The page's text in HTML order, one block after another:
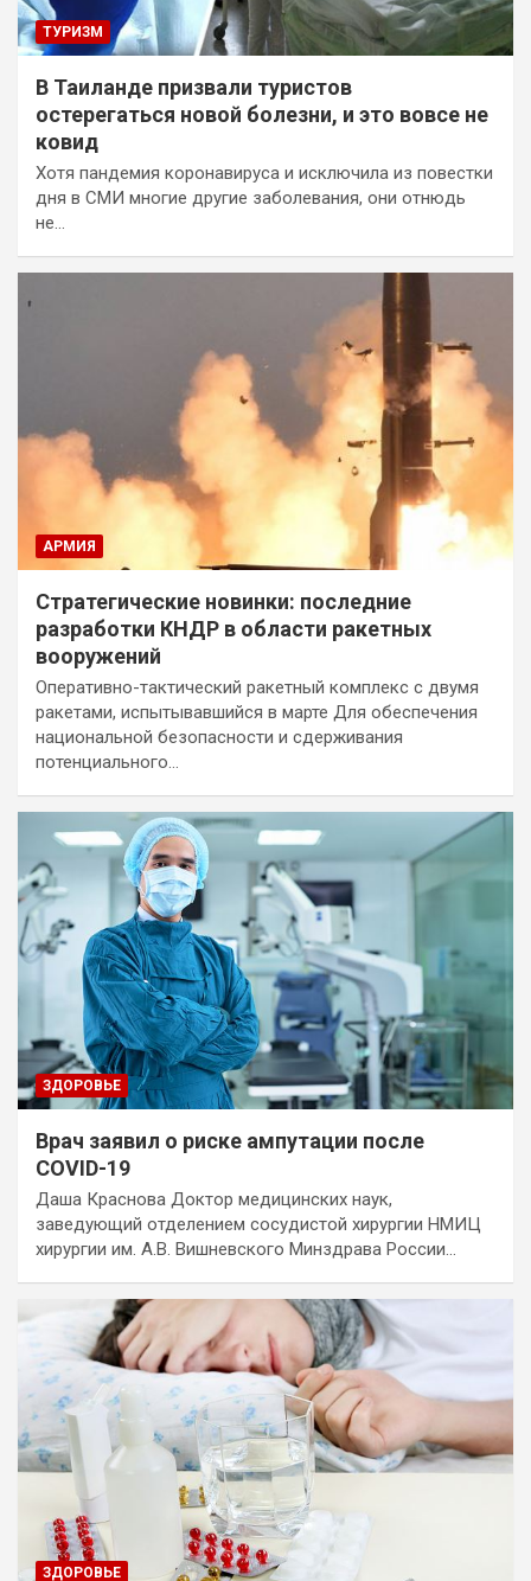
ТУРИЗМ
В Таиланде призвали туристов
остерегаться новой болезни, и это вовсе не
ковид
Хотя пандемия коронавируса и исключила из повестки
дня в СМИ многие другие заболевания, они отнюдь
не…
АРМИЯ
Стратегические новинки: последние
разработки КНДР в области ракетных
вооружений
Оперативно-тактический ракетный комплекс с двумя
ракетами, испытывавшийся в марте Для обеспечения
национальной безопасности и сдерживания
потенциального…
ЗДОРОВЬЕ
Врач заявил о риске ампутации после
COVID-19
Даша Краснова Доктор медицинских наук,
заведующий отделением сосудистой хирургии НМИЦ
хирургии им. А.В. Вишневского Минздрава России…
ЗДОРОВЬЕ